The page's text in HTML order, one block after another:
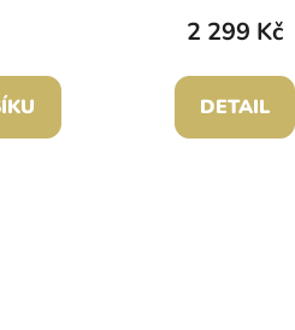
2 299 Kč
DETAIL